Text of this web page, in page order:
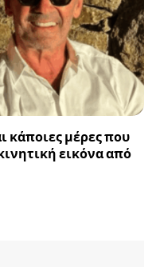
κάποιες μέρες που
εικόνα από